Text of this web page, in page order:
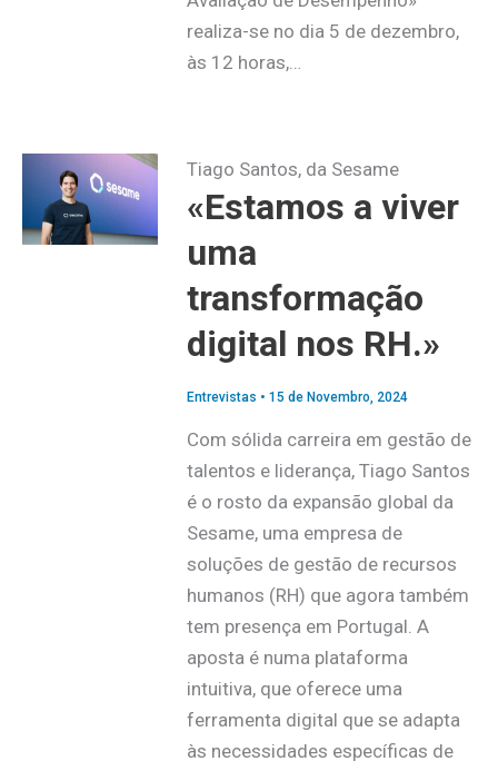
realiza-se no dia 5 de dezembro,
às 12 horas,…
Tiago Santos, da Sesame
«Estamos a viver
uma
transformação
digital nos RH.»
Entrevistas • 15 de Novembro, 2024
Com sólida carreira em gestão de
talentos e liderança, Tiago Santos
é o rosto da expansão global da
Sesame, uma empresa de
soluções de gestão de recursos
humanos (RH) que agora também
tem presença em Portugal. A
aposta é numa plataforma
intuitiva, que oferece uma
ferramenta digital que se adapta
às necessidades específicas de